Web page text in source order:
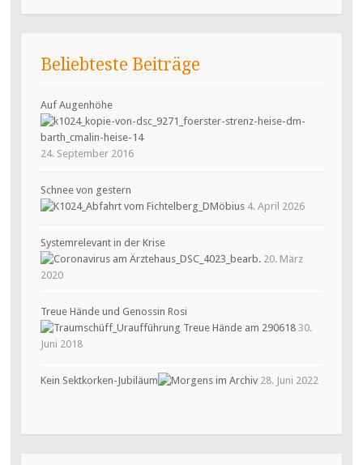
Beliebteste Beiträge
Auf Augenhöhe
24. September 2016
Schnee von gestern
4. April 2026
Systemrelevant in der Krise
20. März
2020
Treue Hände und Genossin Rosi
30.
Juni 2018
Kein Sektkorken-Jubiläum 28. Juni 2022